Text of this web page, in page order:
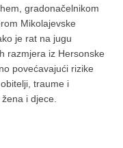
gradonačelnikom
Mikolajevske
je rat na jugu
razmjera iz Hersonske
povećavajući rizike
traume i
i djece.